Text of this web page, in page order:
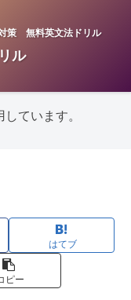
策 無料英文法ドリル
ル
ています。
はてブ
ピー